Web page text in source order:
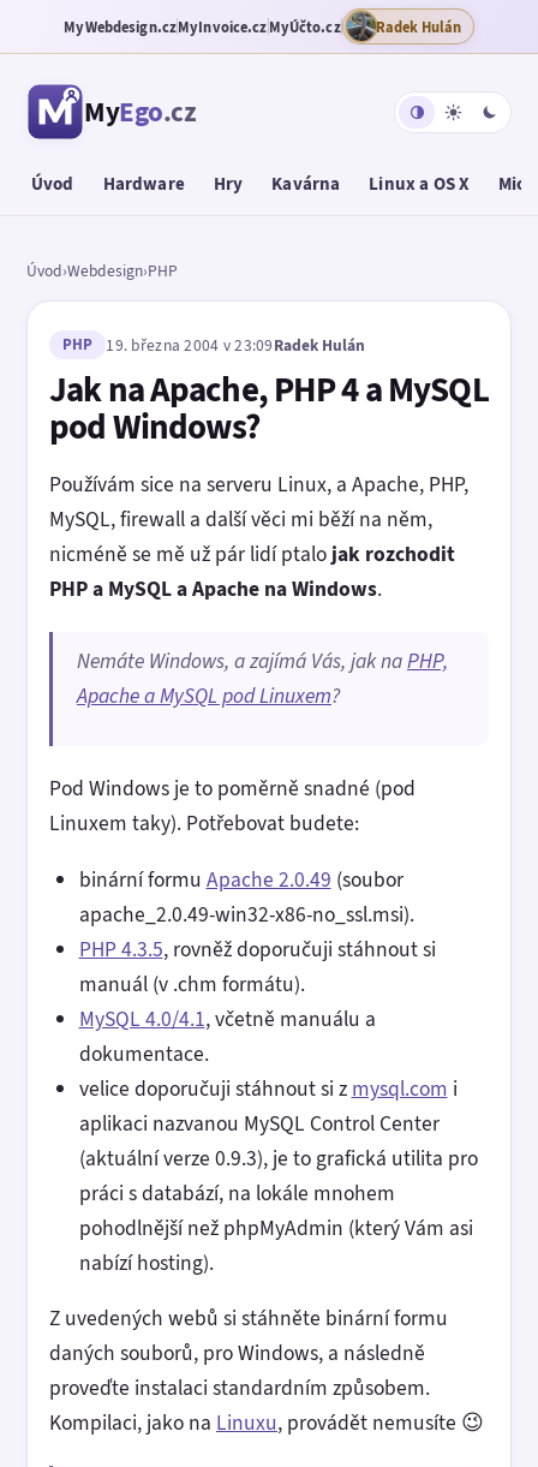
MyWebdesign.czMyInvoice.czMyÚčto.cz Radek Hulán
MyEgo.cz
Úvod Hardware Hry Kavárna Linux a OS X
Úvod›Webdesign›PHP
PHP 19. března 2004 v 23:09Radek Hulán
Jak na Apache, PHP 4 a MySQL
pod Windows?
Používám sice na serveru Linux, a Apache, PHP,
MySQL, firewall a další věci mi běží na něm,
nicméně se mě už pár lidí ptalo jak rozchodit
PHP a MySQL a Apache na Windows.
Nemáte Windows, a zajímá Vás, jak naPHP,
Apache a MySQL pod Linuxem?
Pod Windows je to poměrně snadné (pod
Linuxem taky). Potřebovat budete:
binární formu Apache 2.0.49 (soubor
apache_2.0.49-win32-x86-no_ssl.msi).
PHP 4.3.5, rovněž doporučuji stáhnout si
manuál (v .chm formátu).
MySQL 4.0/4.1, včetně manuálu a
dokumentace.
velice doporučuji stáhnout si z mysql.com i
aplikaci nazvanou MySQL Control Center
(aktuální verze 0.9.3), je to grafická utilita pro
práci s databází, na lokále mnohem
pohodlnější než phpMyAdmin (který Vám asi
nabízí hosting).
Z uvedených webů si stáhněte binární formu
daných souborů, pro Windows, a následně
proveďte instalaci standardním způsobem.
Kompilaci, jako na Linuxu, provádět nemusíte 😉